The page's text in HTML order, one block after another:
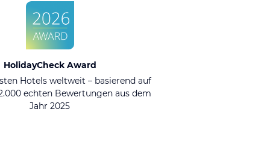
HolidayCheck Award
Hotels weltweit – basierend auf
echten Bewertungen aus dem
Jahr 2025